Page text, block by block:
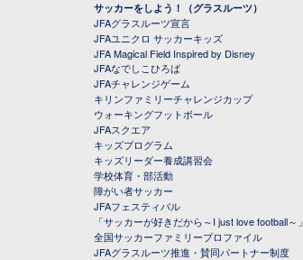
サッカーをしよう！（グラスルーツ）
JFAグラスルーツ宣言
JFAユニクロ サッカーキッズ
JFA Magical Field Inspired by Disney
JFAなでしこひろば
JFAチャレンジゲーム
キリンファミリーチャレンジカップ
ウォーキングフットボール
JFAスクエア
キッズプログラム
キッズリーダー養成講習会
学校体育・部活動
障がい者サッカー
JFAフェスティバル
「サッカーが好きだから～I just love football～」
全国サッカーファミリープロファイル
JFAグラスルーツ推進・賛同パートナー制度